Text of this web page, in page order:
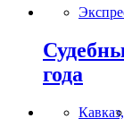
года
Кавказ,